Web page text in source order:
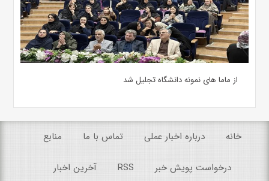
از ماما های نمونه دانشگاه تجلیل شد
خانه درباره اخبار عملی تماس با ما منابع
درخواست پویش خبر RSS آخرین اخبار